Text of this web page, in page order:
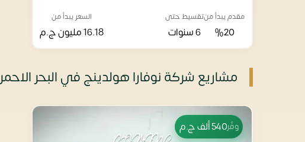
مقدم يبدأ من
%20
تقسيط حتى
6 سنوات
السعر يبدأ من
16.18 مليون ج.م
مشاريع شركة نوفارا هولدينج في البحر الاحمر
وفّر540 ألف ج.م